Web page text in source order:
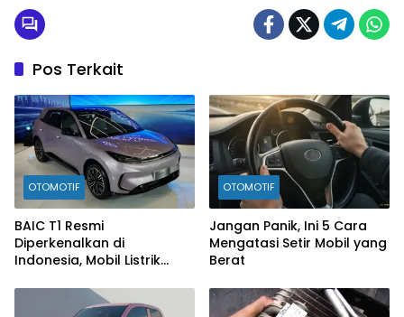
Pos Terkait
OTOMOTIF
BAIC T1 Resmi
Diperkenalkan di
Indonesia, Mobil Listrik
Ramaikan Pasar EV
OTOMOTIF
Jangan Panik, Ini 5 Cara
Mengatasi Setir Mobil yang
Berat